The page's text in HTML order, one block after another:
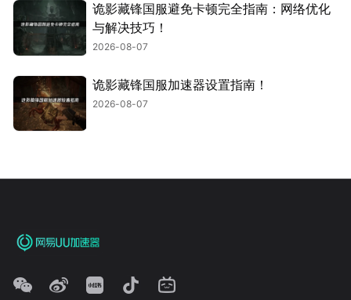
诡影藏锋国服避免卡顿完全指南：网络优化
与解决技巧！
2026-08-07
诡影藏锋国服加速器设置指南！
2026-08-07